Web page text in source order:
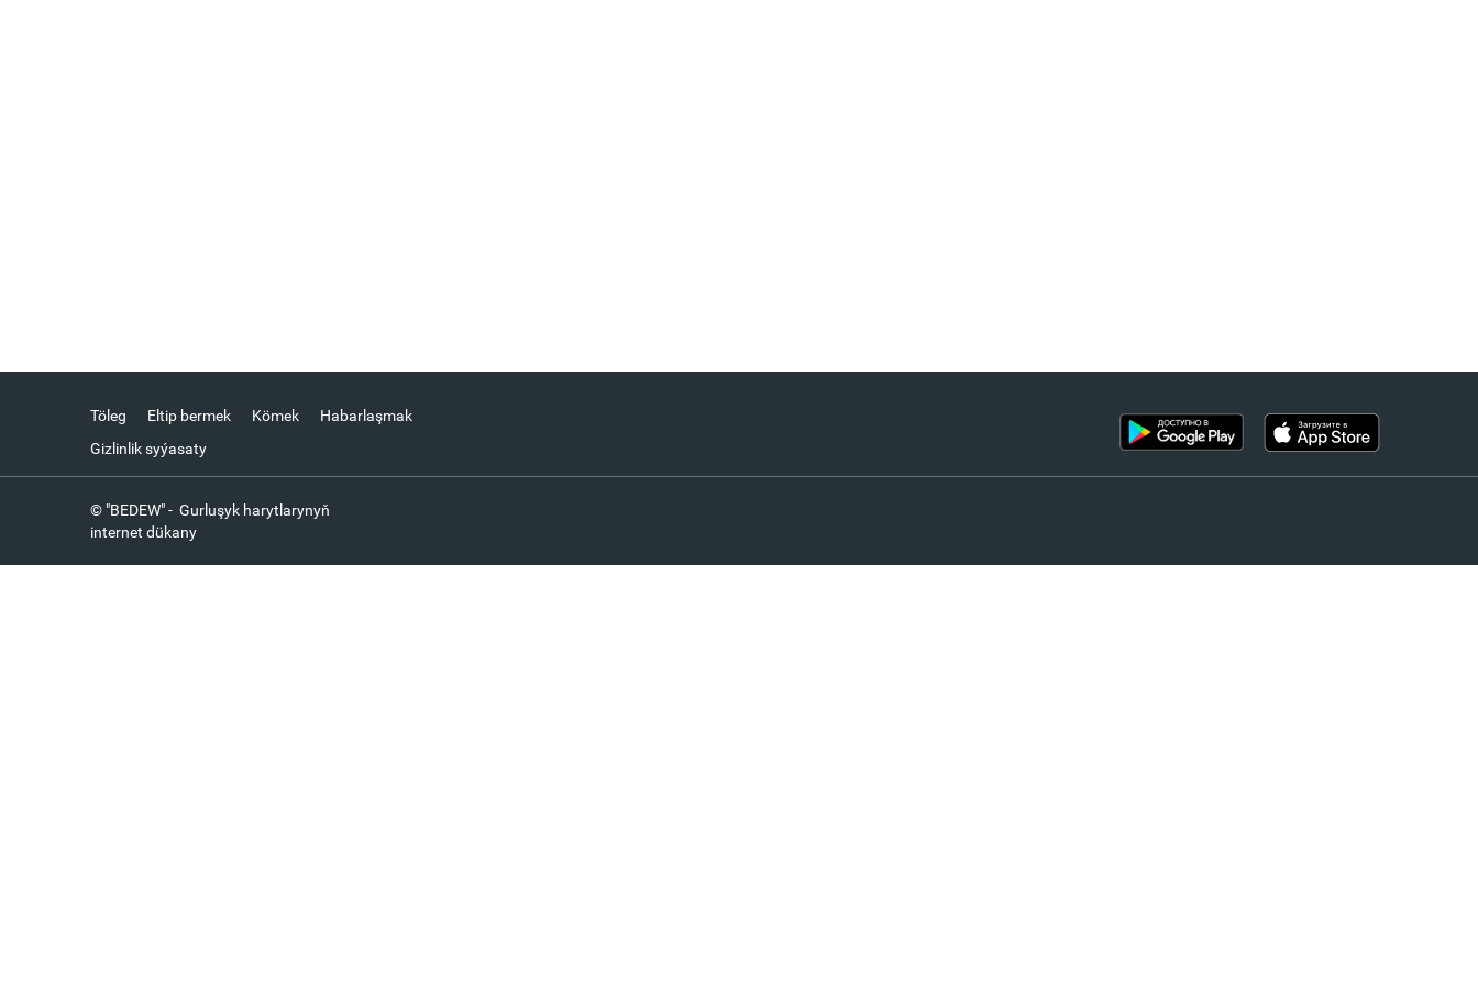
Töleg Eltip bermek Kömek
Habarlaşmak
Gizlinlik syýasaty
© "BEDEW" - Gurluşyk harytlarynyň
internet dükany